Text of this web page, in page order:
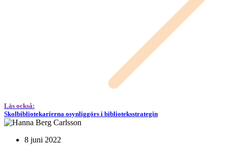
Läs också:
Skolbibliotekarierna osynliggörs i biblioteksstrategin
8 juni 2022